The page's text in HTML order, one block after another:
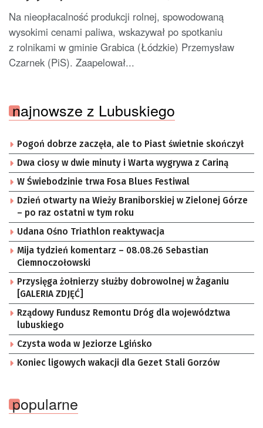
Na nieopłacalność produkcji rolnej, spowodowaną
wysokimi cenami paliwa, wskazywał po spotkaniu
z rolnikami w gminie Grabica (Łódzkie) Przemysław
Czarnek (PiS). Zaapelował...
najnowsze z Lubuskiego
Pogoń dobrze zaczęła, ale to Piast świetnie skończył
Dwa ciosy w dwie minuty i Warta wygrywa z Cariną
W Świebodzinie trwa Fosa Blues Festiwal
Dzień otwarty na Wieży Braniborskiej w Zielonej Górze
– po raz ostatni w tym roku
Udana Ośno Triathlon reaktywacja
Mija tydzień komentarz – 08.08.26 Sebastian
Ciemnoczołowski
Przysięga żołnierzy służby dobrowolnej w Żaganiu
[GALERIA ZDJĘĆ]
Rządowy Fundusz Remontu Dróg dla województwa
lubuskiego
Czysta woda w Jeziorze Lgińsko
Koniec ligowych wakacji dla Gezet Stali Gorzów
popularne